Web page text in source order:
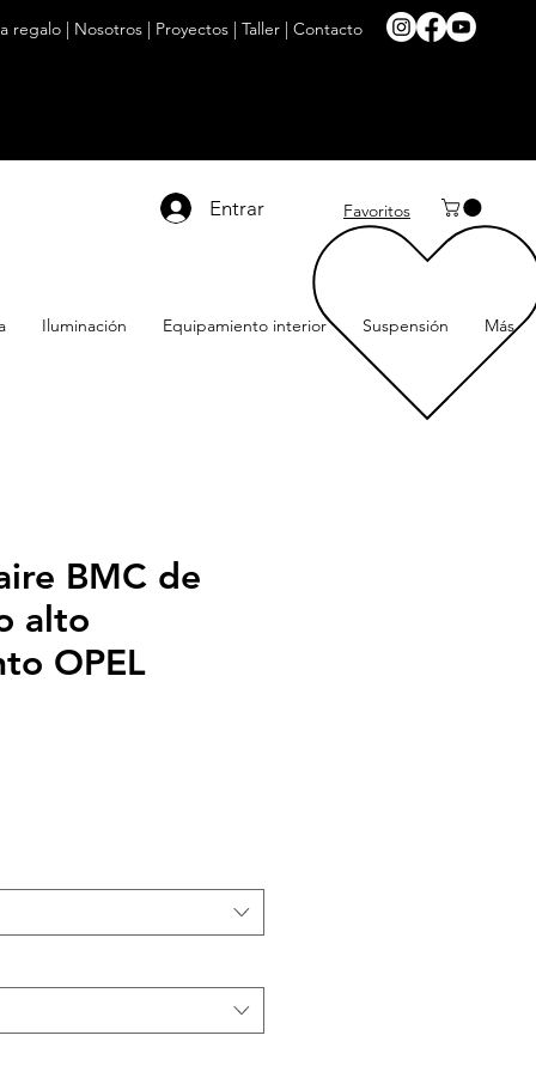
regalo | Nosotros | Proyectos | Taller | Contacto
Entrar Favoritos
Iluminación Equipamiento interior Suspensión Más
BMC de
alto
OPEL